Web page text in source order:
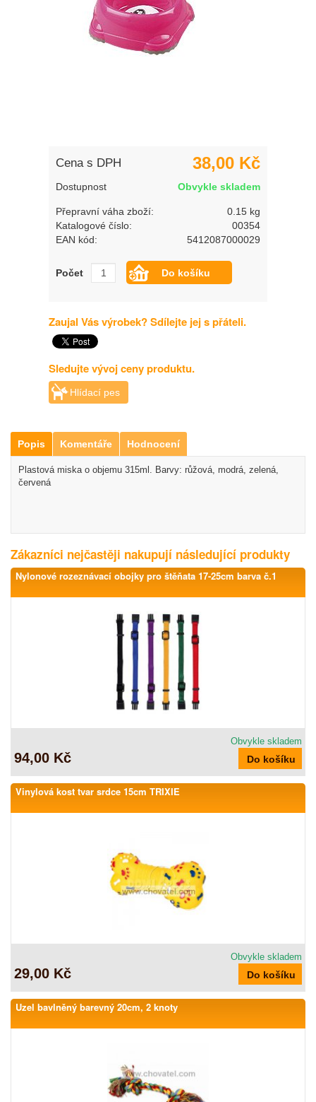
Cena s DPH 38,00 Kč
Dostupnost Obvykle skladem
Přepravní váha zboží:
0.15 kg
Katalogové číslo:
00354
EAN kód:
5412087000029
Počet
Zaujal Vás výrobek? Sdílejte jej s přáteli.
Sledujte vývoj ceny produktu.
Hlídací pes
Popis Komentáře Hodnocení
Plastová miska o objemu 315ml. Barvy: růžová, modrá, zelená,
červená
Zákazníci nejčastěji nakupují následující produkty
Nylonové rozeznávací obojky pro štěňata 17-25cm barva č.1
Obvykle skladem
94,00 Kč
Vinylová kost tvar srdce 15cm TRIXIE
Obvykle skladem
29,00 Kč
Uzel bavlněný barevný 20cm, 2 knoty